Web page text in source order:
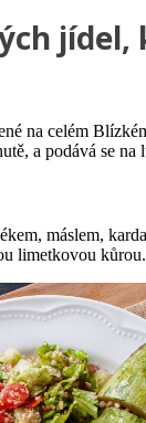
na celém
a podává se
máslem,
limetkovou kůrou.